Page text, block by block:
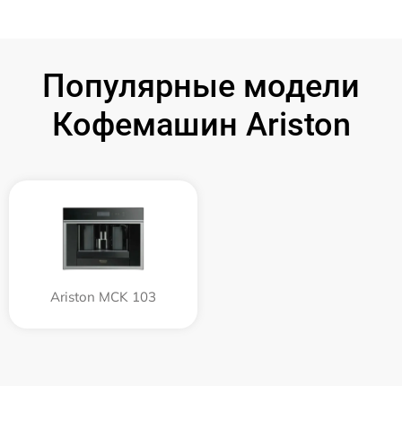
Популярные модели
Кофемашин Ariston
Ariston MCK 103